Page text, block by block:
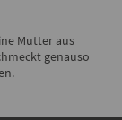
Mutter aus
genauso